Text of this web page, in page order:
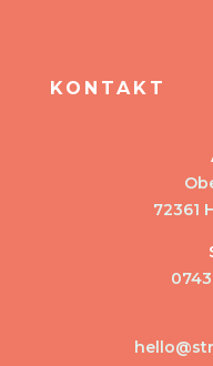
KONTAKT
72361